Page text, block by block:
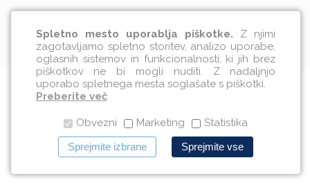
Slovenščina
Začetek preventivne akcije
"Mobilni telefoni"
13.01.2014
Spletno mesto uporablja piškotke. Z njimi
zagotavljamo spletno storitev, analizo uporabe,
oglasnih sistemov in funkcionalnosti, ki jih brez
piškotkov ne bi mogli nuditi. Z nadaljnjo
uporabo spletnega mesta soglašate s piškotki.
Preberite več
Obvezni Marketing Statistika
Sprejmite izbrane Sprejmite vse